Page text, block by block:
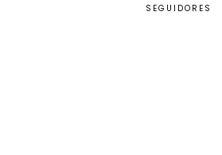
SEGUIDORES